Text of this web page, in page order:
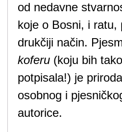
od nedavne
koje o Bosni, i ratu,
drukčiji način.
koferu (koju bih
potpisala!) je
osobnog i
autorice.